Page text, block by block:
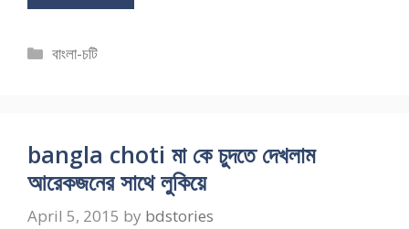
Categories
বাংলা-চটি
bangla choti মা কে চুদতে দেখলাম
আরেকজনের সাথে লুকিয়ে
April 5, 2015 by bdstories